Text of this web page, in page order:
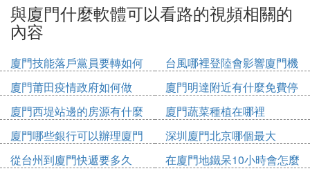
廈門是中國的一個重要城市，也是軟體和信息服務業
的發達地區之一。在廈門，有許多知名的軟體公司，
它們為國內外客戶提供高質量的信息技術服務和產
品。以下是一些在廈門活躍的軟體公司：
1. 廈門美圖之家科技有限公司：專注於圖像處理和人
工智慧技術的研發，提供美圖、美顏等軟體產品。
2. 廈門吉比特網路技術股份有限公司：主要從事網路
游戲的研究、開發和運營，是中國知名的游戲公司之
一。
3. 廈門神州數碼信息科技有限公司：集軟體研發、系
與廈門什麼軟體可以看路的視頻相關的
內容
廈門技能落戶黨員要轉如何
辦理
台風哪裡登陸會影響廈門機
場
廈門莆田疫情政府如何做
廈門明達附近有什麼免費停
車位
廈門西堤站邊的房源有什麼
廈門蔬菜種植在哪裡
廈門哪些銀行可以辦理廈門
市民卡
深圳廈門北京哪個最大
從台州到廈門快遞要多久
在廈門地鐵呆10小時會怎麼